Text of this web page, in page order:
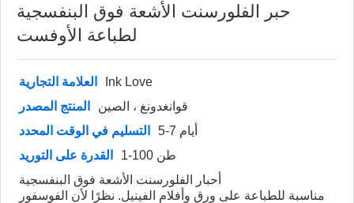
حبر الفلورسنت الأشعة فوق البنفسجية
لطباعة الأوفست
العلامة التجارية
Ink Love
المنتج المصدر
قوانغدونغ ، الصين
التسليم في الوقت المحدد
5-7 أيام
القدرة على التوريد
1-100 طن
أحبار الفلورسنت الأشعة فوق البنفسجية
مناسبة للطباعة على ورق وأفلام الفينيل. نظرًا لأن الفوسفور